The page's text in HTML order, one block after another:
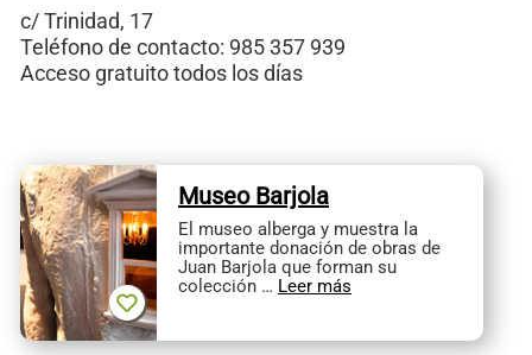
c/ Trinidad, 17
Teléfono de contacto: 985 357 939
Acceso gratuito todos los días
Museo Barjola
El museo alberga y muestra la
importante donación de obras de
Juan Barjola que forman su
colección … Leer más